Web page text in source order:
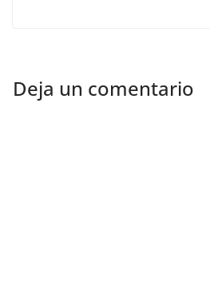
Deja un comentario